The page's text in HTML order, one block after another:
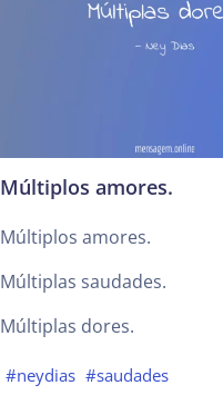
Múltiplos amores.
Múltiplos amores.
Múltiplas saudades.
Múltiplas dores.
#neydias #saudades